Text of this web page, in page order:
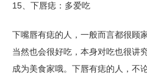
15、下唇痣：多爱吃
下嘴唇有痣的人，一般而言都很顾
当然也会很好吃，本身对吃也很讲
成为美食家哦。下唇有痣的人，不